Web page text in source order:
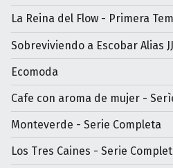
La Reina del Flow - Primera
Sobreviviendo a Escobar Alias
Ecomoda
Cafe con aroma de mujer -
Monteverde - Serie Completa
Los Tres Caines - Serie